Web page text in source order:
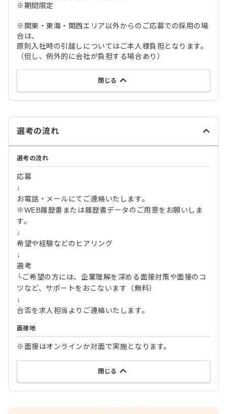
※期間限定
※関東・東海・関西エリア以外からのご応募での採用の場
合は、
原則入社時の引越しについてはご本人様負担となります。
（但し、例外的に会社が負担する場合あり）
閉じる
選考の流れ
選考の流れ
応募
↓
お電話・メールにてご連絡いたします。
※WEB履歴書または履歴書データのご用意をお願いしま
す。
↓
希望や経験などのヒアリング
↓
選考
└ご希望の方には、企業理解を深める面接対策や面接のコ
ツなど、サポートをおこないます（無料）
↓
合否を求人担当よりご連絡いたします。
面接地
※面接はオンラインか対面で実施となります。
閉じる